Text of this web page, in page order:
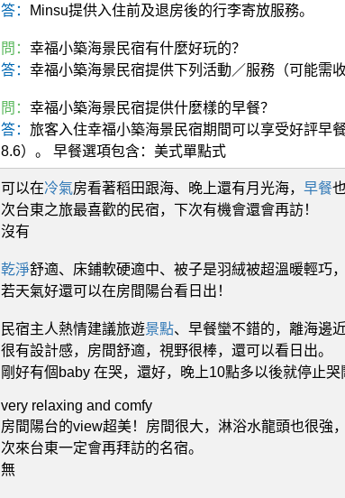
答：
Minsu提供入住前及退房後的行李寄放服務。
問： 幸福小築海景民宿有什麼好玩的？
答： 幸福小築海景民宿提供下列活動／服務（可能需
問： 幸福小築海景民宿提供什麼樣的早餐？
答： 旅客入住幸福小築海景民宿期間可以享受好評早
8.6）。 早餐選項包含：美式單點式
可以在冷氣房看著稻田跟海、晚上還有月光海， 早餐
次台東之旅最喜歡的民宿，下次有機會還會再訪！
沒有
乾淨舒適、床鋪軟硬適中、被子是羽絨被超溫暖輕巧
若天氣好還可以在房間陽台看日出！
民宿主人熱情建議旅遊景點、早餐蠻不錯的，離海邊近
很有設計感，房間舒適，視野很棒，還可以看日出。
剛好有個baby 在哭，還好，晚上10點多以後就停止哭
very relaxing and comfy
房間陽台的view超美！房間很大，淋浴水龍頭也很強
次來台東一定會再拜訪的名宿。
無